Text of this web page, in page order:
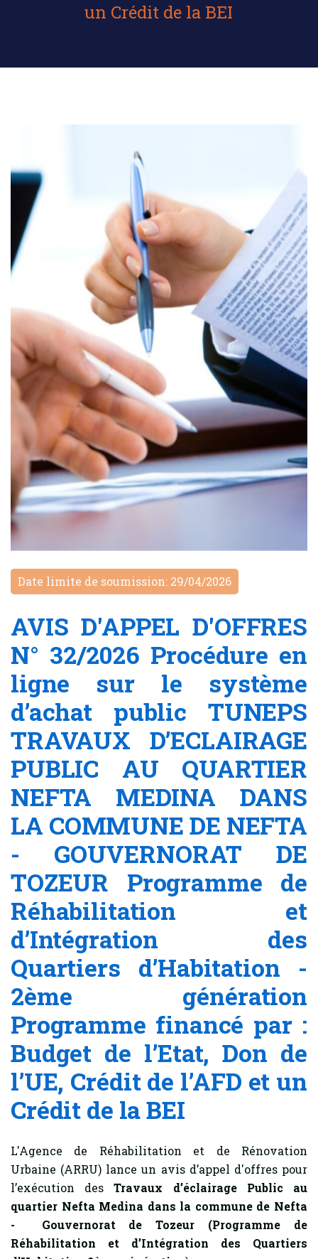
un Crédit de la BEI
Date limite de soumission: 29/04/2026
AVIS D'APPEL D'OFFRES
N° 32/2026 Procédure en
ligne sur le système
d’achat public TUNEPS
TRAVAUX D’ECLAIRAGE
PUBLIC AU QUARTIER
NEFTA MEDINA DANS
LA COMMUNE DE NEFTA
- GOUVERNORAT DE
TOZEUR Programme de
Réhabilitation et
d’Intégration des
Quartiers d’Habitation -
2ème génération
Programme financé par :
Budget de l’Etat, Don de
l’UE, Crédit de l’AFD et un
Crédit de la BEI
L'Agence de Réhabilitation et de Rénovation
Urbaine (ARRU) lance un avis d’appel d'offres pour
l’exécution desTravaux d’éclairage Public au
quartier Nefta Medina dans la commune de Nefta
- Gouvernorat de Tozeur (Programme de
Réhabilitation et d’Intégration des Quartiers